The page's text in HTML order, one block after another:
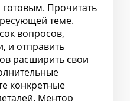
Прочитать
теме.
вопросов,
и отправить
расширить свои
конкретные
Ментор